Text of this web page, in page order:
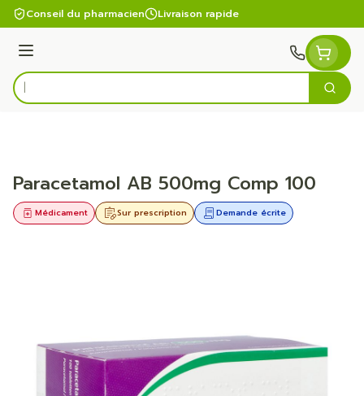
Aller au contenu
Conseil du pharmacien Livraison rapide
Menu
Rechercher
Paracetamol AB 500mg Comp 100
Sur prescription
Médicament Demande écrite